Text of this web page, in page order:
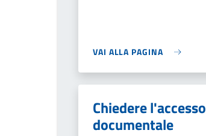
VAI ALLA PAGINA
Chiedere l'accesso
documentale